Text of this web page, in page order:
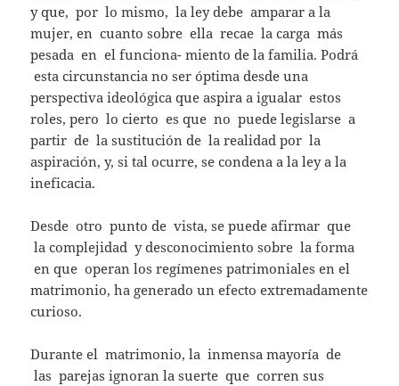
y que, por lo mismo, la ley debe amparar a la
mujer, en cuanto sobre ella recae la carga más
pesada en el funciona- miento de la familia. Podrá
esta circunstancia no ser óptima desde una
perspectiva ideológica que aspira a igualar estos
roles, pero lo cierto es que no puede legislarse a
partir de la sustitución de la realidad por la
aspiración, y, si tal ocurre, se condena a la ley a la
ineficacia.
Desde otro punto de vista, se puede afirmar que
la complejidad y desconocimiento sobre la forma
en que operan los regímenes patrimoniales en el
matrimonio, ha generado un efecto extremadamente
curioso.
Durante el matrimonio, la inmensa mayoría de
las parejas ignoran la suerte que corren sus